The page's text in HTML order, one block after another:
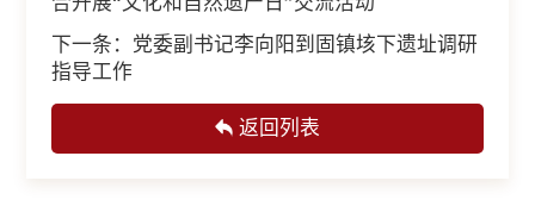
下一条： 党委副书记李向阳到固镇垓下遗址调研
指导工作
返回列表